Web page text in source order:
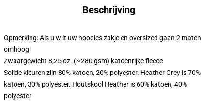
Beschrijving
Opmerking: Als u wilt uw hoodies zakje en oversized gaan 2 maten
omhoog
Zwaargewicht 8,25 oz. (~280 gsm) katoenrijke fleece
Solide kleuren zijn 80% katoen, 20% polyester. Heather Grey is 70%
katoen, 30% polyester. Houtskool Heather is 60% katoen, 40%
polyester